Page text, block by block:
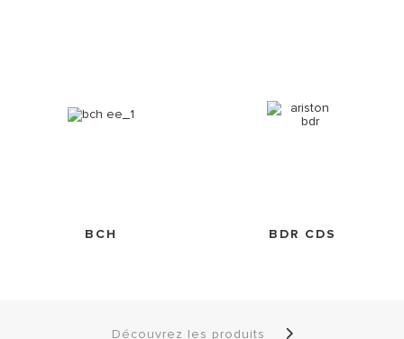
BCH BDR CDS
Découvrez les produits